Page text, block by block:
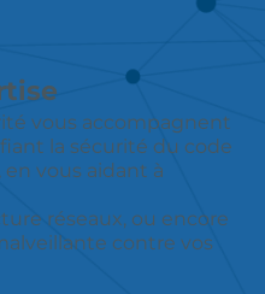
vous accompagnent
la sécurité du code
vous aidant à
réseaux, ou encore
contre vos